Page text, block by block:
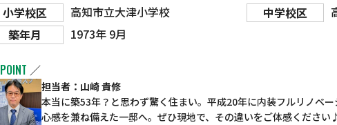
小学校区
高知市立大津小学校 中学校区
築年月
1973年 9月
POINT ／
担当者：山崎 貴修
本当に築53年？と思わず驚く住まい。平成20年に内装フルリノベ
心感を兼ね備えた一邸へ。ぜひ現地で、その違いをご体感ください♪